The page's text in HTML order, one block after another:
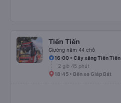
Tiến Tiến
Giường nằm 44 chỗ
16:00 • Cây xăng Tiến Tiến
2 giờ 45 phút
18:45 • Bến xe Giáp Bát